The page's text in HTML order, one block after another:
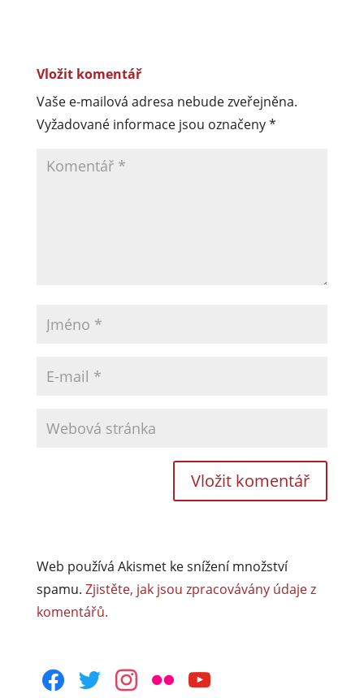
Vložit komentář
Vaše e-mailová adresa nebude zveřejněna.
Vyžadované informace jsou označeny*
Web používá Akismet ke snížení množství
spamu. Zjistěte, jak jsou zpracovávány údaje z
komentářů.
facebooktwitterinstagram
flickr youtube